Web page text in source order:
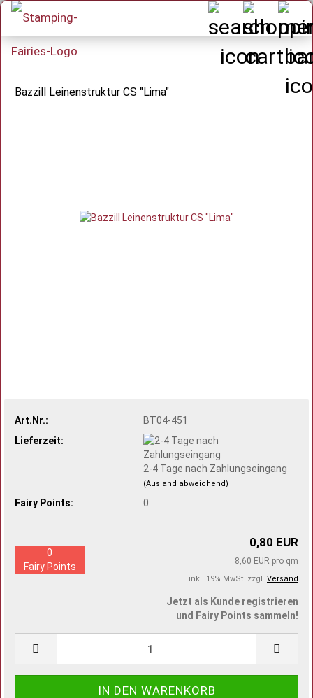
Bazzill Leinenstruktur CS "Lima"
Art.Nr.:
BT04-451
Lieferzeit:
2-4 Tage nach Zahlungseingang
(Ausland abweichend)
Fairy Points: 0
0,80 EUR
8,60 EUR pro qm
inkl. 19% MwSt. zzgl. Versand
0
Fairy Points
Jetzt als Kunde registrieren
und Fairy Points sammeln!